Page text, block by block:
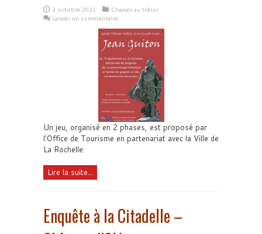
3 octobre 2011
Chasses au trésor
Laisser un commentaire
Un jeu, organisé en 2 phases, est proposé par
l'Office de Tourisme en partenariat avec la Ville de
La Rochelle.
Lire la suite...
Enquête à la Citadelle –